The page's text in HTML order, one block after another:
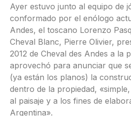
Ayer estuvo junto al equipo de
conformado por el enólogo
Andes, el toscano Lorenzo
Cheval Blanc, Pierre Olivier,
2012 de Cheval des Andes a la
aprovechó para anunciar que
(ya están los planos) la
dentro de la propiedad,
al paisaje y a los fines de
Argentina».